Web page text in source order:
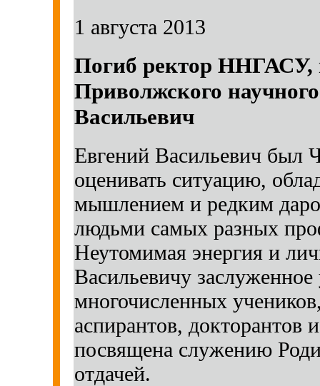
1 августа 2013
Погиб ректор ННГАСУ,
Приволжского
Васильевич
Евгений Васильевич был
оценивать ситуацию,
мышлением и редким
людьми самых разных
Неутомимая энергия и
Васильевичу заслуженное
многочисленных
аспирантов, докторантов
посвящена служению
отдачей.